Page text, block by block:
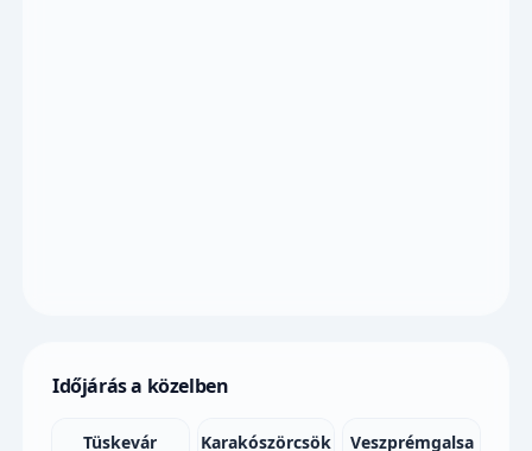
Időjárás a közelben
Tüskevár Karakószörcsök Veszprémgalsa